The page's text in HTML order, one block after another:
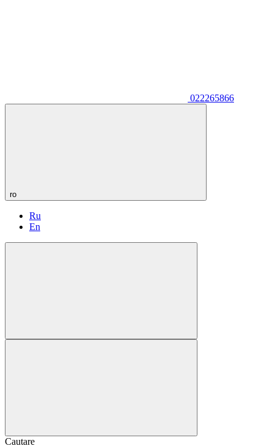
022265866
ro
Ru
En
Cautare